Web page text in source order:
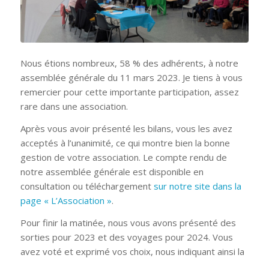
Nous étions nombreux, 58 % des adhérents, à notre
assemblée générale du 11 mars 2023. Je tiens à vous
remercier pour cette importante participation, assez
rare dans une association.
Après vous avoir présenté les bilans, vous les avez
acceptés à l’unanimité, ce qui montre bien la bonne
gestion de votre association. Le compte rendu de
notre assemblée générale est disponible en
consultation ou téléchargement sur notre site dans la
page « L’Association ».
Pour finir la matinée, nous vous avons présenté des
sorties pour 2023 et des voyages pour 2024. Vous
avez voté et exprimé vos choix, nous indiquant ainsi la